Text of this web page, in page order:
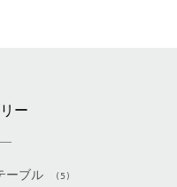
ー
ーブル (5)